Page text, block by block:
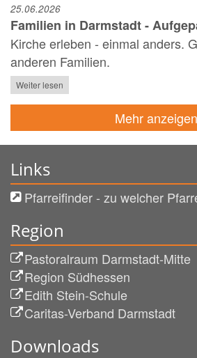
25.06.2026
Familien in Darmstadt -
Kirche erleben - einmal anders.
anderen Familien.
Weiter lesen
Mehr anzeigen
Links
Pfarreifinder - zu welcher
Region
Pastoralraum Darmstadt-Mitte
Region Südhessen
Edith Stein-Schule
Caritas-Verband Darmstadt
Downloads